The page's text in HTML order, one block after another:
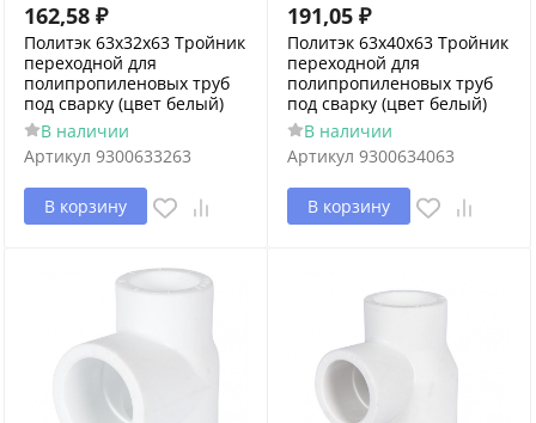
162,58 ₽
Политэк 63х32х63 Тройник
переходной для
полипропиленовых труб
под сварку (цвет белый)
В наличии
Артикул 9300633263
В корзину
191,05 ₽
Политэк 63х40х63 Тройник
переходной для
полипропиленовых труб
под сварку (цвет белый)
В наличии
Артикул 9300634063
В корзину